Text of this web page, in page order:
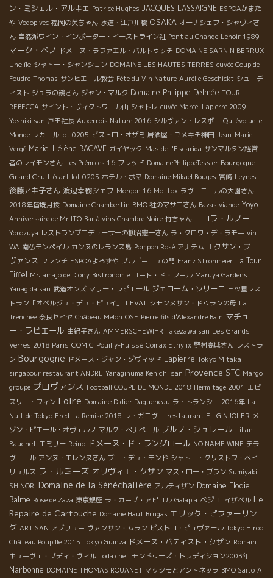
ン・ミシェル・アルキエ Patrice Hughes JACQUES LASSAIGNE ESPOAかまた
や Vodopivec 福岡の黄ちゃん 水道・江戸川橋 OSAKA オーナシェフ・シャヴィさ
ん 自然派ワイン・インポーター・イーストライン社 Pont au Change Lenoir 1989
マーク・ペノ ドメーヌ・ラファエル・バルトゥッチ DOMAINE SARNIN BERRUX
Une île シャトー・シャンション DOMAINE LES HAUTES TERRES cuvée Coup de
Foudre Thomas サンピエール教会 Fête du Vin Nature Aurélie Geschickt シューデ
ィスト ジュラの鏡さん ジャン・マルク Domaine Philippe Delmée TOUR
REBECCA サイント・ヴィクトワール山 シャトレ cuvée Marcel Lapierre 2009
Yoshiki san 戸田社長 Auxerrois Nature 2016 シルヴァン・レスポー Qui évolue le
Monde レカール lot 0205 ビストロ・オザミ 居酒屋・ユメキチ神田 Jean-Marie
Vergé Marie-Hélène BACAVE ガイヤック Mas de l'Escarida サンマルタン経営
者のレイモンさん Les Prémices 16 フレッド DomainePhilippeTessier Bourgogne
Grand Cru L'écart lot 0205 ホテル・ボマ Domaine Mikael Bouges 宮崎 Leynes
後藤アキ子さん 渡辺幸樹シェフ Morgon 16 Mottox ラヴェニールの大園さん
2018年皆既月食 Domaine Chambertin BMO 社のマサコさん Bazas viande Yoyo
Anniversaire de Mr ITO Bar à vins Chambre Noire 竹ちゃん ニコラ・ルノー
Yorozuya レストランプロデューサーの柳沼憲一さん ラ・クロワ・デ・ラモー vin
WA 南仏モンペイル カンヌのレランス島 Pompon Rosé アナテム エクサン・プロ
ヴァンス フレンチ ESPOAよろずや ブルゴーニュの門 Franz Strohmeier La Tour
Eiffel Mr.Tamajo de Diony Bistronomie コート・ド・フール Maruya Gardens
Yanagida san 武道オンズ マリー・ラピエール ジェローム・ソリーニ 三ツ星レス
トラン「オベルジュ・デュ・ピュイ」
LEVAT シモンヌサン・ドゥランの母 La
Trenchée 奈良セイヤ Châpeau Melon OSE Pierre fils d'Alexandre Bain マチュ
ー・ラピエール 由紀子さん AMMERSCHEWIHR Takezawa san Les Grands
Verres 2018 Paris COMIC Pouilly-Fuissé Comax Ethylix 野村高城さん レストラ
ン Bourgogne ドメーヌ・ジャン・ダヴィッド Lapierre Tokyo Mitaka
singapour restaurant ANDRE Yanaginuma Kenichi san Provence STC Margo
groupe プロヴァンス Football COUPE DE MONDE 2018 Hermitage 2001 エピ
スリー・フィン Loire Domaine Didier Dagueneau ラ・トランシェ 2016年 La
Nuit de Tokyo Fred La Remise 2018 レ・ガニヴェ restaurant EL GINJOLER メ
ゾン・ピエール・オヴェルノ マルク・ぺナベール ブルノ・シュレール Lilian
Bauchet エミリー Reino ドメーヌ・ド・ラングロール NO NAME WINE テラ
ヴェール アンヌ・エレンヌさん ブー・デュ・モンド シャトー・クリストフ・ペイ
リュルス ラ・ルミーズ オリヴィエ・クザン マス・ロー・ブラン Sumiyaki
SHINORI Domaine de la Sénèchalière アルティザン Domaine Elodie
Balme Rose de Zaza 東京銀座 ラ・カーブ・アピコル Galapia ベジエ イザベル Le
Repaire de Cartouche Domaine Haut Brugas エリック・ピファーリン
グ ARTISAN アブリュー ヴァンサン・ムラン ビストロ・ビュヴァール Tokyo Hiroo
Château Poupille 2015 Tokyo Guinza ドメーヌ・バティスト・クザン Romain
キューヴェ・ブディ・ヴィル Toda chef モンドゥーズ・トラディション2003年
Narbonne DOMAINE THOMAS ROUANET マッシモとアントネッラ BMO Saito A